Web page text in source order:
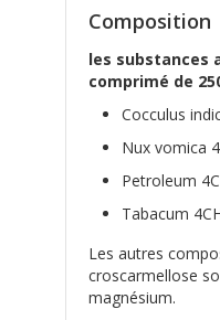
Composition
les substances
comprimé de
Cocculus
Nux vomica
Petroleum
Tabacum
Les autres
croscarmellose
magnésium.